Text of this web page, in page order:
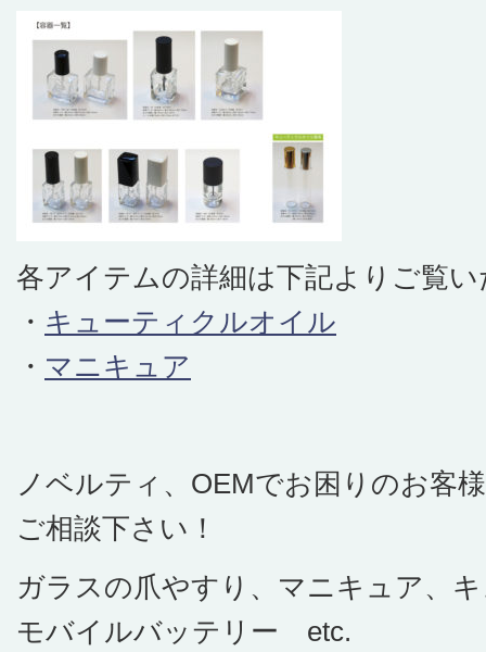
各アイテムの詳細は下記よりご覧
・ キューティクルオイル
・ マニキュア
ノベルティ、OEMでお困りのお客
ご相談下さい！
ガラスの爪やすり、マニキュア、
モバイルバッテリー etc.